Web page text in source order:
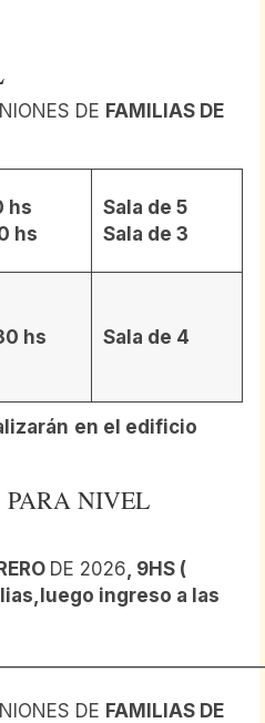
DE FAMILIAS DE
hs
hs
Sala de 5
Sala de 3
hs Sala de 4
en el edificio
PARA NIVEL
DE 2026 , 9HS (
ingreso a las
DE FAMILIAS DE